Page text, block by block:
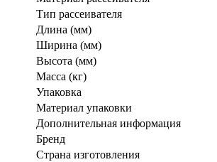
Тип рассеивателя
Длина (мм)
Ширина (мм)
Высота (мм)
Масса (кг)
Упаковка
Материал упаковки
Дополнительная информация
Бренд
Страна изготовления